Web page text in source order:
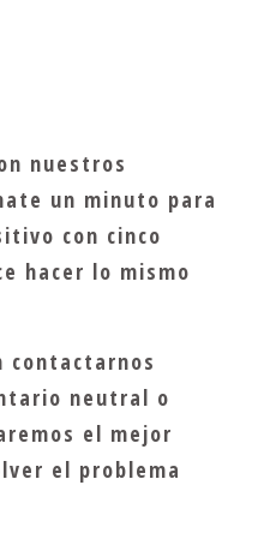
nuestros
un minuto para
con cinco
hacer lo mismo
contactarnos
neutral o
el mejor
el problema